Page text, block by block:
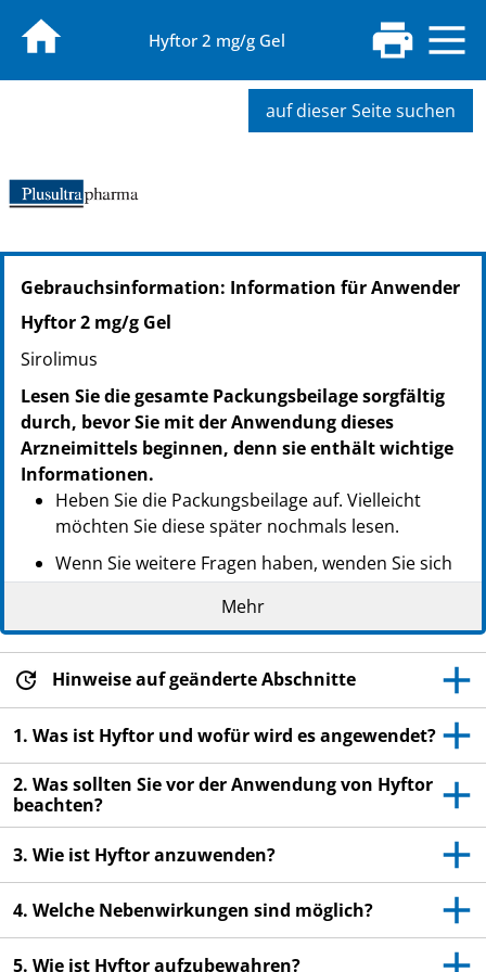
Hyftor 2 mg/g Gel
auf dieser Seite suchen
PZN: 18805721
PPN: 111880572153
Gebrauchsinformation: Information für Anwender
Hyftor 2 mg/g Gel
Sirolimus
Lesen Sie die gesamte Packungsbeilage sorgfältig
durch, bevor Sie mit der Anwendung dieses
Arzneimittels beginnen, denn sie enthält wichtige
Informationen.
Heben Sie die Packungsbeilage auf. Vielleicht
möchten Sie diese später nochmals lesen.
Wenn Sie weitere Fragen haben, wenden Sie sich
an Ihren Arzt oder Apotheker.
Dieses Arzneimittel wurde Ihnen persönlich
verschrieben. Geben Sie es nicht an Dritte weiter.
Es kann anderen Menschen schaden, auch wenn
diese die gleichen Beschwerden haben wie Sie.
Wenn Sie Nebenwirkungen bemerken, wenden Sie
sich an Ihren Arzt oder Apotheker. Dies gilt auch
für Nebenwirkungen, die nicht in dieser
Packungsbeilage angegeben sind. Siehe Abschnitt
4.
Mehr
Hinweise auf geänderte Abschnitte
1. Was ist Hyftor und wofür wird es angewendet?
2. Was sollten Sie vor der Anwendung von Hyftor
beachten?
3. Wie ist Hyftor anzuwenden?
4. Welche Nebenwirkungen sind möglich?
5. Wie ist Hyftor aufzubewahren?